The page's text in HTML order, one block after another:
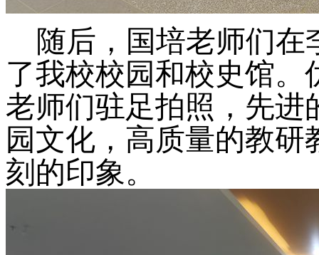
随后，国培老师们
了我校校园和校史馆
老师们驻足拍照，先进
园文化，高质量的教
刻的印象。